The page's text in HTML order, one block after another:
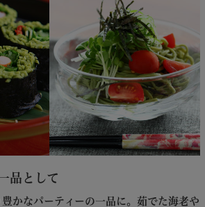
品として
かなパーティーの一品に。茹でた海老や